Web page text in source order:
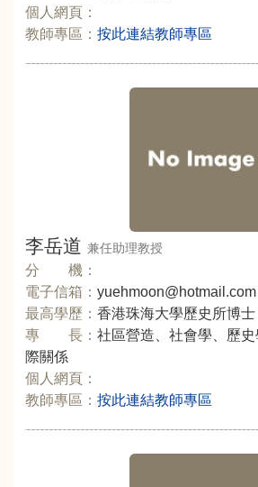
個人網頁：
教師專區： 按此連結教師專區
李岳道 兼任助理教授
分 機：
電子信箱： yuehmoon@hotmail.com
最高學歷： 香港珠海大學歷史所博士
專 長： 社區營造、社會學、歷
際關係
個人網頁：
教師專區： 按此連結教師專區